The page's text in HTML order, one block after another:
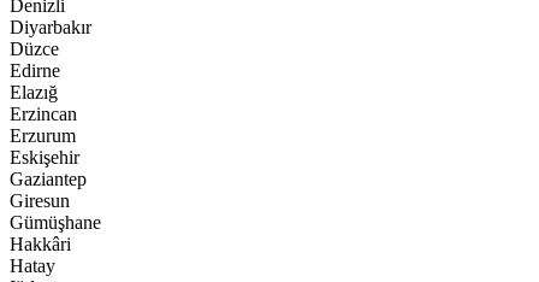
Denizli
Diyarbakır
Düzce
Edirne
Elazığ
Erzincan
Erzurum
Eskişehir
Gaziantep
Giresun
Gümüşhane
Hakkâri
Hatay